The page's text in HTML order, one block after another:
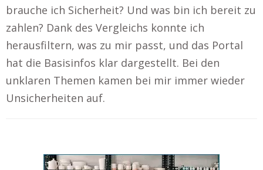
brauche ich Sicherheit? Und was bin ich bereit zu
zahlen? Dank des Vergleichs konnte ich
herausfiltern, was zu mir passt, und das Portal
hat die Basisinfos klar dargestellt. Bei den
unklaren Themen kamen bei mir immer wieder
Unsicherheiten auf.